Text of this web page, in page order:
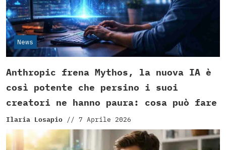
News
Anthropic frena Mythos, la nuova IA è
così potente che persino i suoi
creatori ne hanno paura: cosa può fare
Ilaria Losapio // 7 Aprile 2026